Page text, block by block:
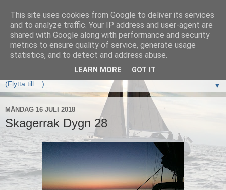
Elan333 Vilja
www.elan333.se - en blogg om båten, seglingar, havet och
allt som hör därtill
▼
MÅNDAG 16 JULI 2018
Skagerrak Dygn 28
This site uses cookies from Google to deliver its services
and to analyze traffic. Your IP address and user-agent are
shared with Google along with performance and security
metrics to ensure quality of service, generate usage
statistics, and to detect and address abuse.
LEARN MORE GOT IT